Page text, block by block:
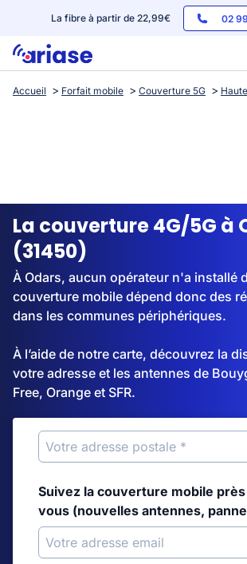
La fibre à partir de 22,99€ 02
Box internet
Streaming
Accueil Forfait mobile Couverture 5G
La couverture 4G/5G à
(31450)
À Odars, aucun opérateur n'a installé
couverture mobile dépend donc des
dans les communes périphériques.
À l’aide de notre carte, découvrez la
votre adresse et les antennes de
Free, Orange et SFR.
Suivez la couverture mobile
vous (nouvelles antennes,